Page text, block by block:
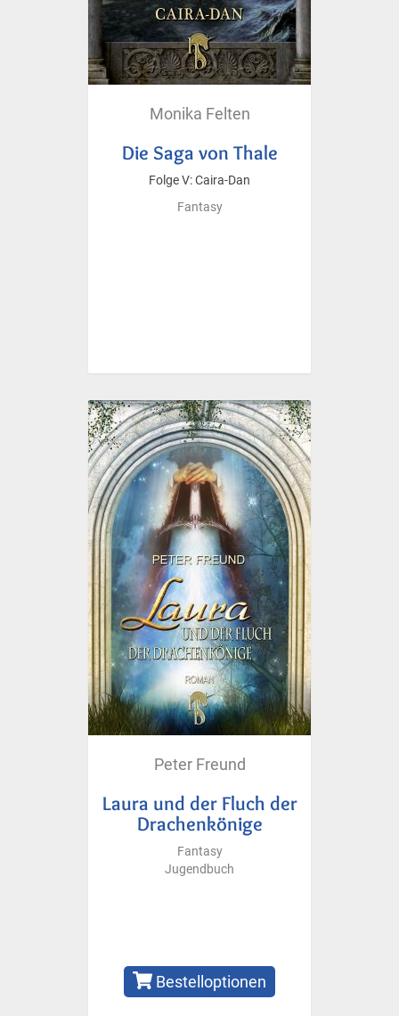
Monika Felten
Die Saga von Thale
Folge V: Caira-Dan
Fantasy
Peter Freund
Laura und der Fluch der
Drachenkönige
Fantasy
Jugendbuch
Bestelloptionen